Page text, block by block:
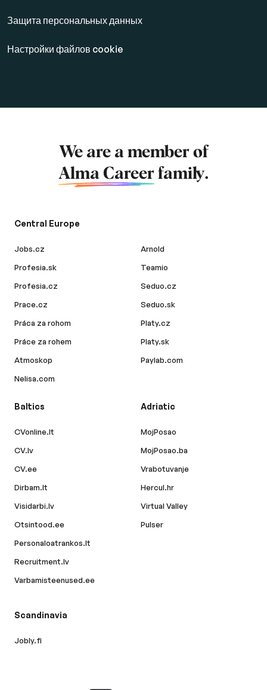
Защита персональных данных
Настройки файлов cookie
We are a member of
Alma Career family.
Central Europe
Jobs.cz
Profesia.sk
Profesia.cz
Prace.cz
Práca za rohom
Práce za rohem
Atmoskop
Nelisa.com
Arnold
Teamio
Seduo.cz
Seduo.sk
Platy.cz
Platy.sk
Paylab.com
Baltics
CVonline.lt
CV.lv
CV.ee
Dirbam.lt
Visidarbi.lv
Otsintood.ee
Personaloatrankos.lt
Recruitment.lv
Varbamisteenused.ee
Adriatic
MojPosao
MojPosao.ba
Vrabotuvanje
Hercul.hr
Virtual Valley
Pulser
Scandinavia
Jobly.fi